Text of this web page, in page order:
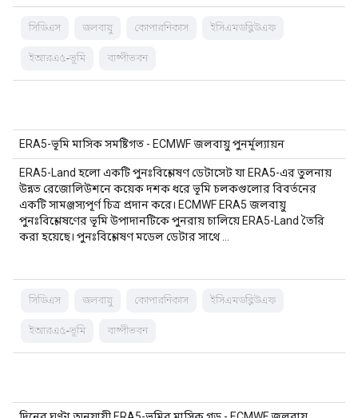
সিডিএস জলবায়ু কোপারনিকাস ইসিএমডব্লিউএফ
ইআরএ৫-ভূমি বাষ্পীভবন
ERA5-ভূমি মাসিক সমষ্টিগত - ECMWF জলবায়ু পুনর্মূল্যায়ন
ERA5-Land হলো একটি পুনঃবিশ্লেষণ ডেটাসেট যা ERA5-এর তুলনায়
উন্নত রেজোলিউশনে কয়েক দশক ধরে ভূমি চলকগুলোর বিবর্তনের
একটি সামঞ্জস্যপূর্ণ চিত্র প্রদান করে। ECMWF ERA5 জলবায়ু
পুনঃবিশ্লেষণের ভূমি উপাদানটিকে পুনরায় চালিয়ে ERA5-Land তৈরি
করা হয়েছে। পুনঃবিশ্লেষণ মডেল ডেটার সাথে …
সিডিএস জলবায়ু কোপারনিকাস ইসিএমডব্লিউএফ
ইআরএ৫-ভূমি বাষ্পীভবন